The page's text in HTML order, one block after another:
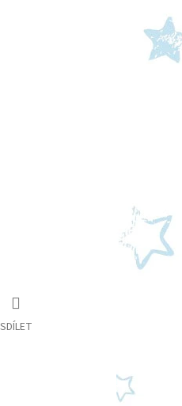
SDÍLET